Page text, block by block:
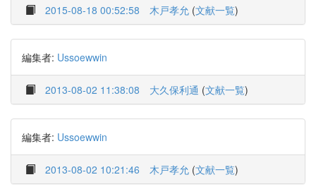
2015-08-18 00:52:58 木戸孝允 (文献一覧)
編集者: Ussoewwin
2013-08-02 11:38:08 大久保利通 (文献一覧)
編集者: Ussoewwin
2013-08-02 10:21:46 木戸孝允 (文献一覧)